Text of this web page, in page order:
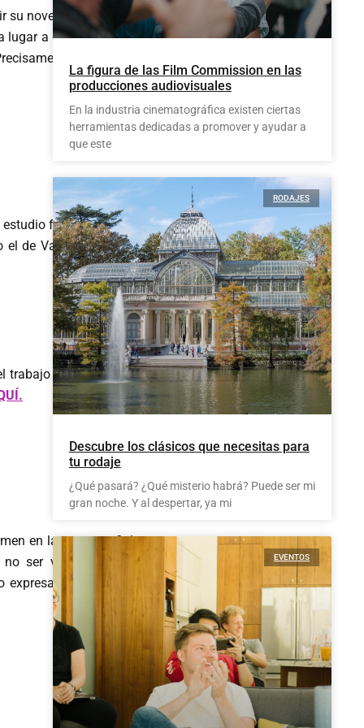
su novela pues, según
lugar a dudas, se trata
un tiempo
fotográfico con
el de Valeria.MÍRALO
trabajo en el salón de
en la que -¡por fin!-
ser vistos por sus
para la
La figura de las Film Commission en las
producciones audiovisuales
En la industria cinematográfica existen ciertas
herramientas dedicadas a promover y ayudar a
que este
RODAJES
Descubre los clásicos que necesitas para
tu rodaje
¿Qué pasará? ¿Qué misterio habrá? Puede ser mi
gran noche. Y al despertar, ya mi
EVENTOS